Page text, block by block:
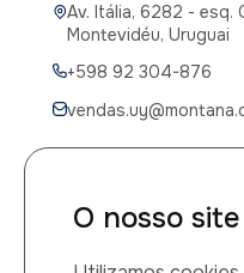
O nosso
Av. Itália, 6282 - esq.
Montevidéu, Uruguai
+598 92 304-876
CANAIS DE